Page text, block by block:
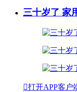
三十岁了 家
打开APP客户